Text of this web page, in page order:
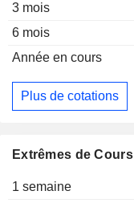
3 mois
6 mois
Année en cours
Plus de cotations
Extrêmes de Cours
1 semaine